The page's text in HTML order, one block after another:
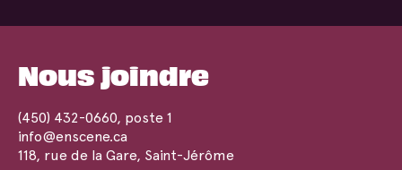
Nous joindre
(450) 432-0660, poste 1
info@enscene.ca
118, rue de la Gare, Saint-Jérôme